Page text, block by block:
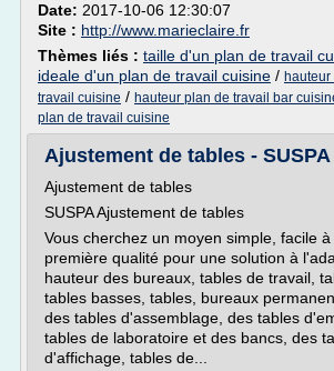
Date: 2017-10-06 12:30:07
Site : http://www.marieclaire.fr
Thèmes liés : taille d'un plan de travail
ideale d'un plan de travail cuisine /
travail cuisine / hauteur plan de travail bar
plan de travail cuisine
Ajustement de tables - SUSPA
Ajustement de tables
SUSPA Ajustement de tables
Vous cherchez un moyen simple, facile
première qualité pour une solution à
hauteur des bureaux, tables de travail,
tables basses, tables, bureaux
des tables d'assemblage, des tables
tables de laboratoire et des bancs, des
d'affichage, tables de...